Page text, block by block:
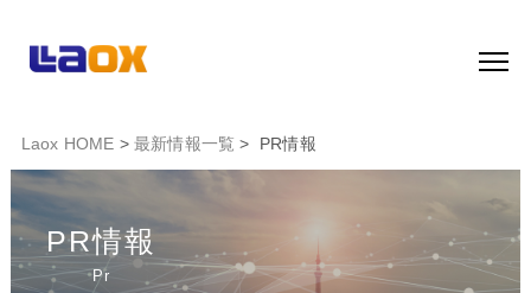
Laox HOME > 最新情報一覧 > PR情報
PR情報
Pr